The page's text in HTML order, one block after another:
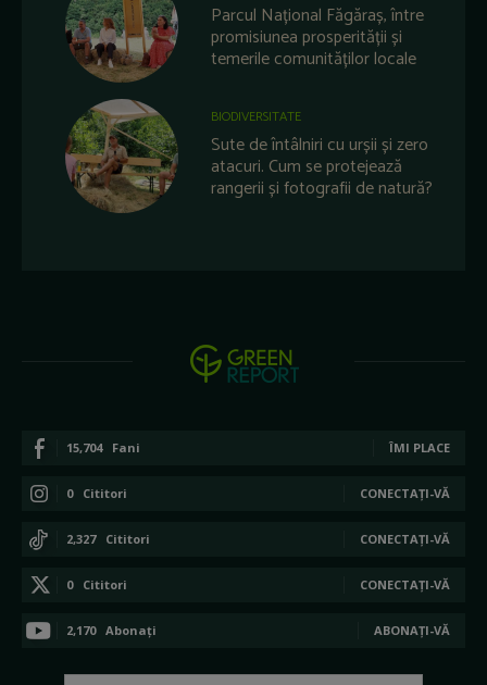
Parcul Național Făgăraș, între
promisiunea prosperității și
temerile comunităților locale
BIODIVERSITATE
Sute de întâlniri cu urșii și zero
atacuri. Cum se protejează
rangerii și fotografii de natură?
15,704 Fani ÎMI PLACE
0 Cititori CONECTAȚI-VĂ
2,327 Cititori CONECTAȚI-VĂ
0 Cititori CONECTAȚI-VĂ
2,170 Abonați ABONAȚI-VĂ